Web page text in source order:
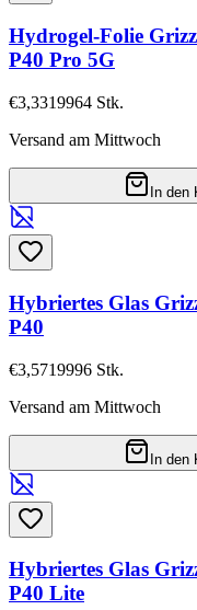
Hydrogel-Folie
P40 Pro 5G
€3,3319964 Stk.
Versand am Mittwoch
In den
Hybriertes Glas
P40
€3,5719996 Stk.
Versand am Mittwoch
In den
Hybriertes Glas
P40 Lite